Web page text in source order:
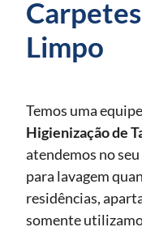
Limpo
Temos uma
Higienização de
atendemos no
para lavagem
residências,
somente